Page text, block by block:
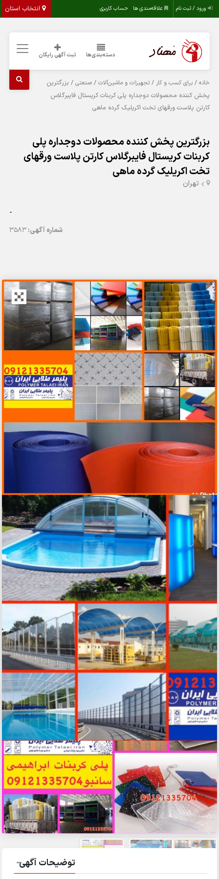
انتخاب استان ورود / ثبت نام علاقه‌مندی ها حساب کاربری
دسته‌بندی‌ها ثبت آگهی رایگان
خانه /برای کسب و کار /تجهیزات و ماشین‌آلات /صنعتی / بزرگترین
پخش کننده محصولات دوجداره پلی کربنات کریستال فایبرگلاس
کارتن پلاست ورقهای تخت اکریلیک گرده ماهی
بزرگترین پخش کننده محصولات دوجداره پلی
کربنات کریستال فایبرگلاس کارتن پلاست ورقهای
تخت اکریلیک گرده ماهی
تهران
-
شماره آگهی:3583
توضیحات آگهی